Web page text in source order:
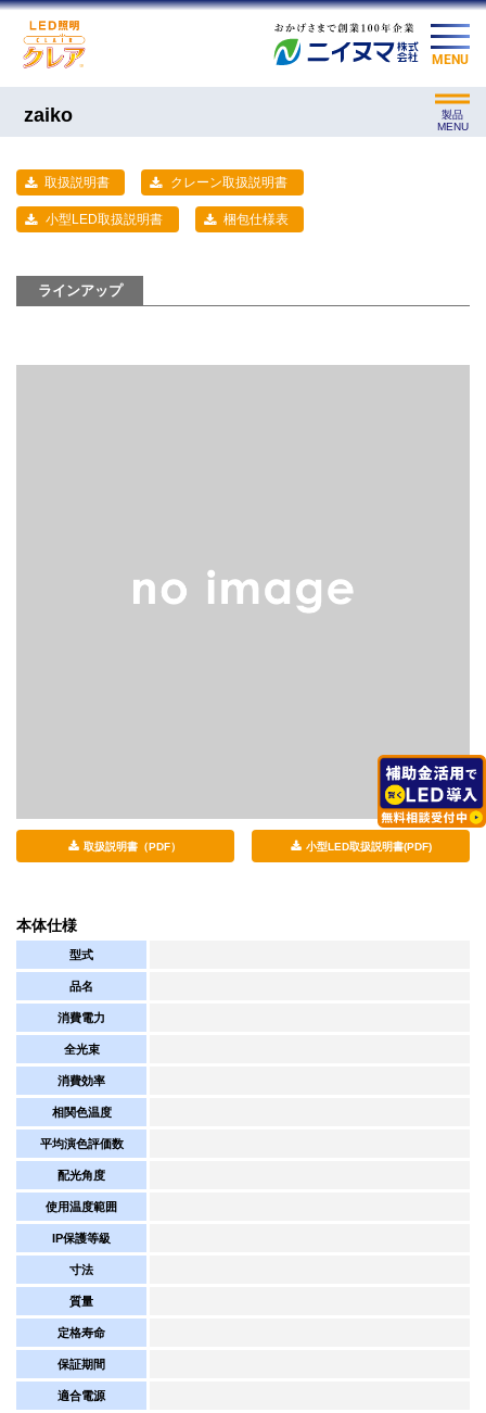
MENU
zaiko
製品
MENU
取扱説明書 クレーン取扱説明書
小型LED取扱説明書 梱包仕様表
ラインアップ
取扱説明書（PDF） 小型LED取扱説明書(PDF)
本体仕様
型式
品名
消費電力
全光束
消費効率
相関色温度
平均演色評価数
配光角度
使用温度範囲
IP保護等級
寸法
質量
定格寿命
保証期間
適合電源